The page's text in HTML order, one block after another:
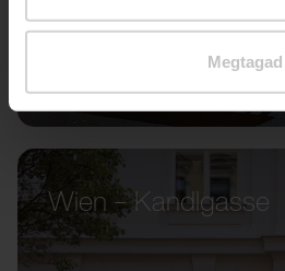
Megtagad
Wien – Kandlgasse